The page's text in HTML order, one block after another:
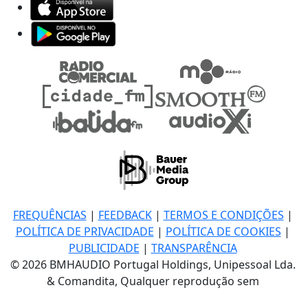
FREQUÊNCIAS | FEEDBACK| TERMOS E CONDIÇÕES |
POLÍTICA DE PRIVACIDADE | POLÍTICA DE COOKIES |
PUBLICIDADE | TRANSPARÊNCIA
© 2026 BMHAUDIO Portugal Holdings, Unipessoal Lda.
& Comandita, Qualquer reprodução sem